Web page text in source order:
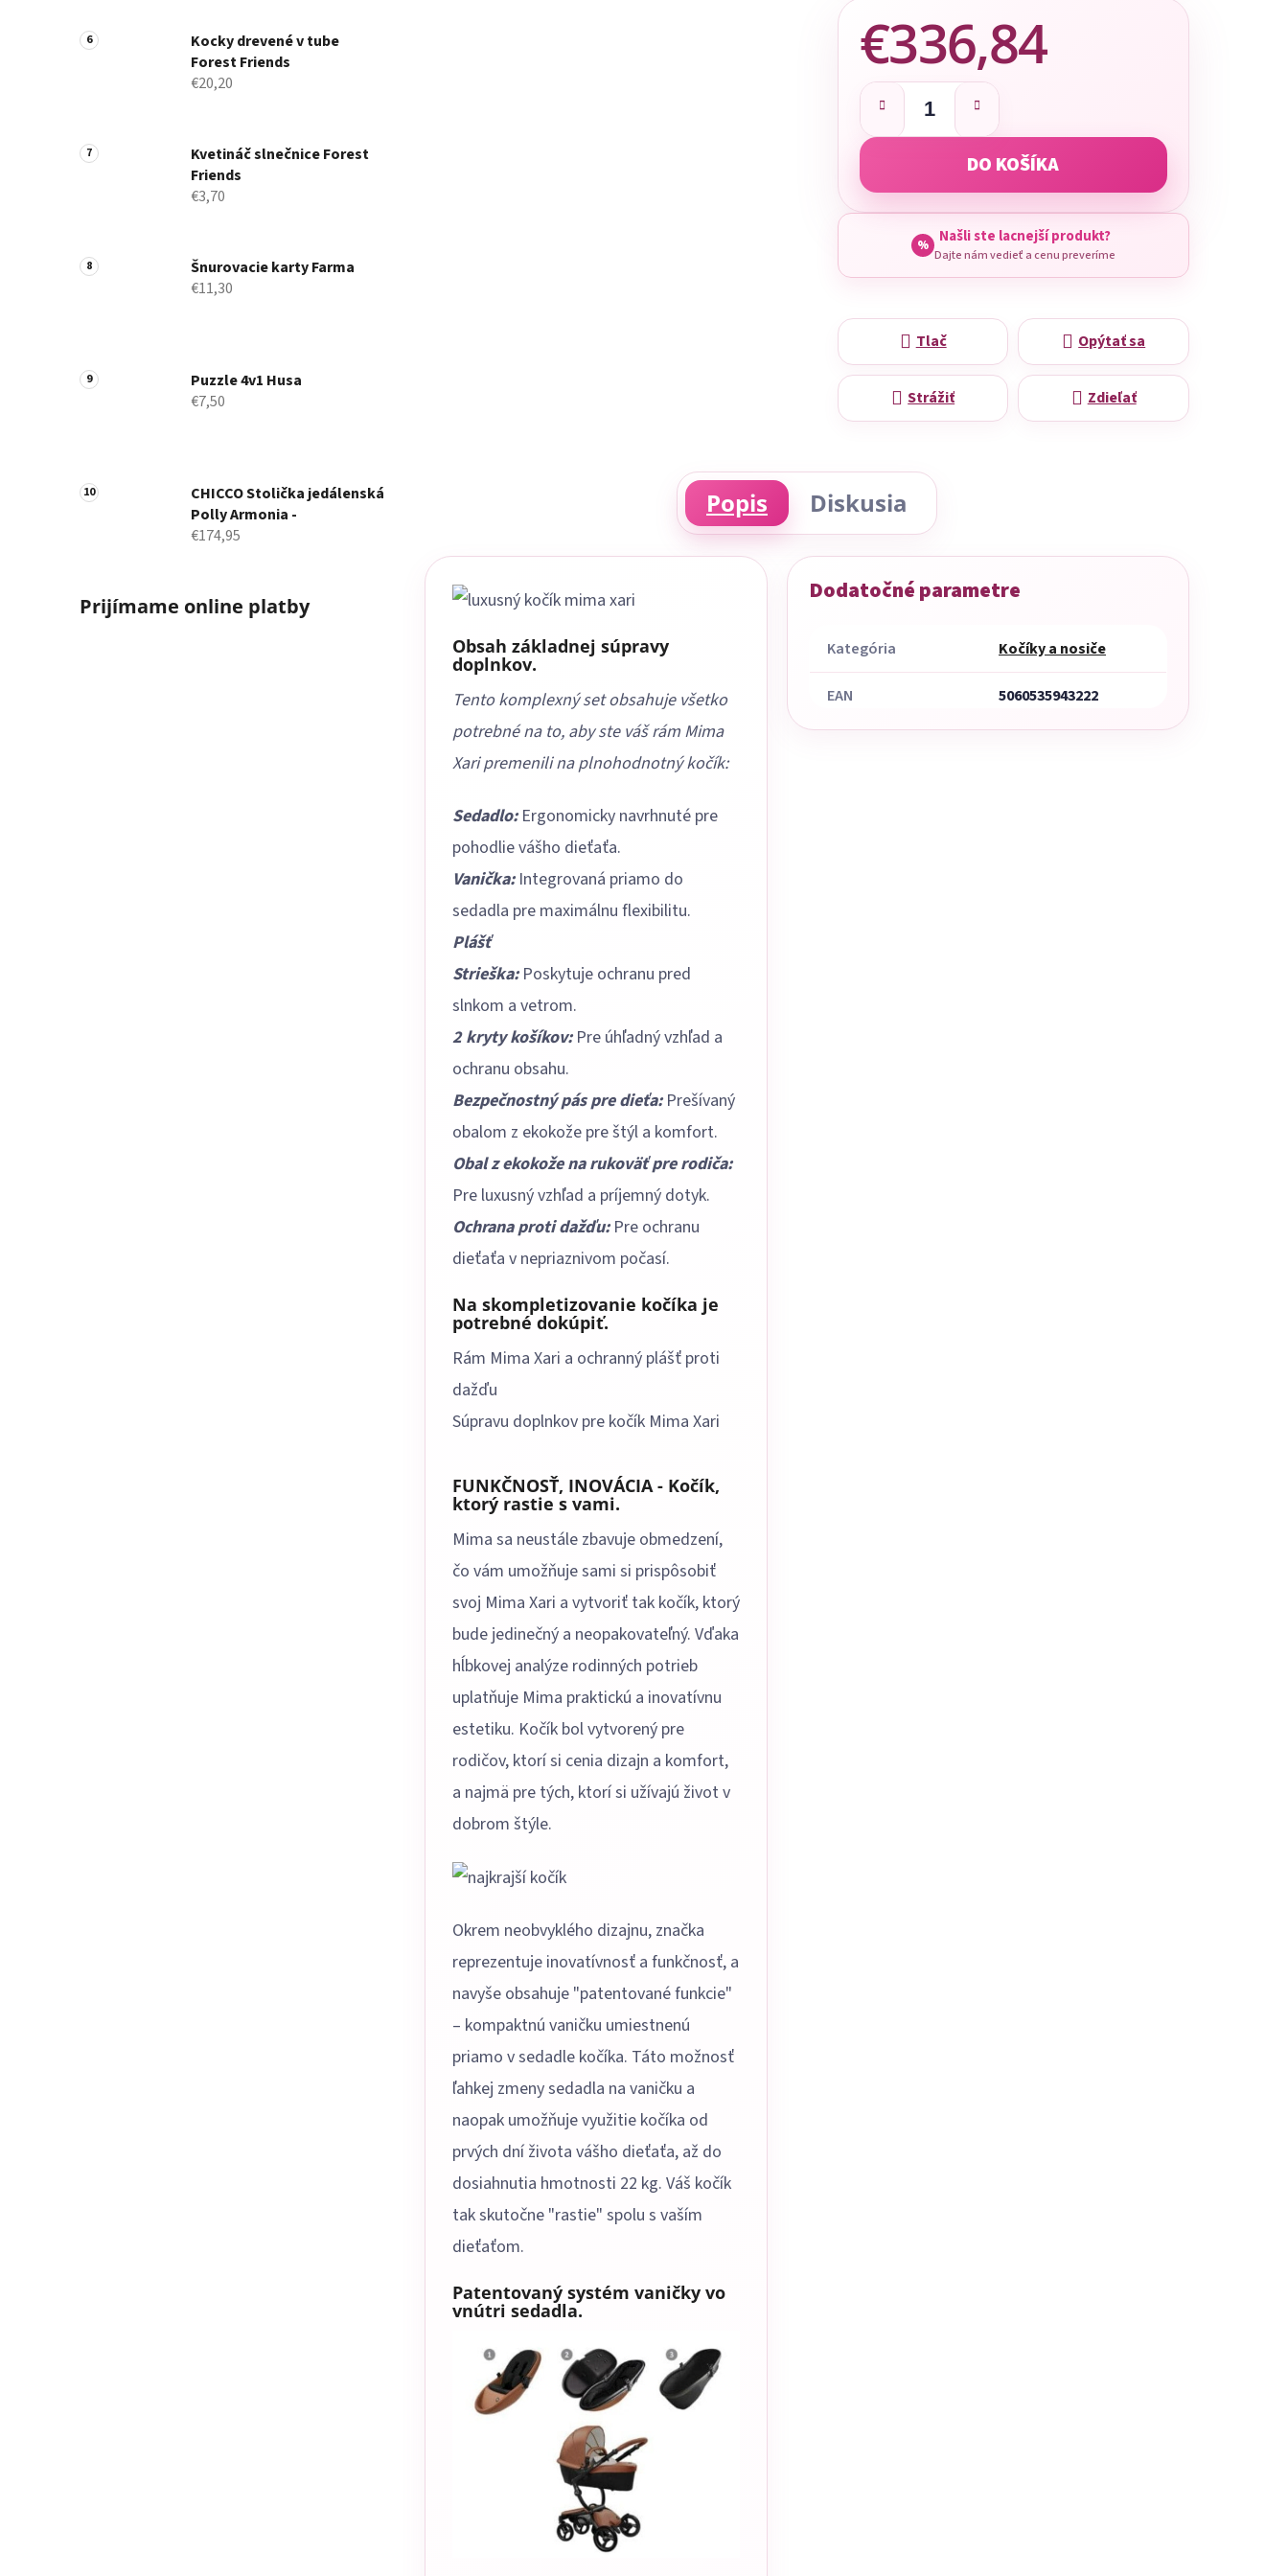
Kocky drevené v tube
Forest Friends
€20,20
Kvetináč slnečnice Forest
Friends
€3,70
Šnurovacie karty Farma
€11,30
Puzzle 4v1 Husa
€7,50
CHICCO Stolička jedálenská
Polly Armonia -
€174,95
Prijímame online platby
€336,84
DO KOŠÍKA
% Našli ste lacnejší produkt?
Dajte nám vedieť a cenu preveríme
Tlač Opýtať sa
Strážiť Zdieľať
Popis Diskusia
Obsah základnej súpravy
doplnkov.
Tento komplexný set obsahuje všetko
potrebné na to, aby ste váš rám Mima
Xari premenili na plnohodnotný kočík:
Sedadlo:Ergonomicky navrhnuté pre
pohodlie vášho dieťaťa.
Vanička:Integrovaná priamo do
sedadla pre maximálnu flexibilitu.
Plášť
Strieška:Poskytuje ochranu pred
slnkom a vetrom.
2 kryty košíkov:Pre úhľadný vzhľad a
ochranu obsahu.
Bezpečnostný pás pre dieťa:Prešívaný
obalom z ekokože pre štýl a komfort.
Obal z ekokože na rukoväť pre rodiča:
Pre luxusný vzhľad a príjemný dotyk.
Ochrana proti dažďu:Pre ochranu
dieťaťa v nepriaznivom počasí.
Na skompletizovanie kočíka je
potrebné dokúpiť.
Rám Mima Xari a ochranný plášť proti
dažďu
Súpravu doplnkov pre kočík Mima Xari
FUNKČNOSŤ, INOVÁCIA - Kočík,
ktorý rastie s vami.
Mima sa neustále zbavuje obmedzení,
čo vám umožňuje sami si prispôsobiť
svoj Mima Xari a vytvoriť tak kočík, ktorý
bude jedinečný a neopakovateľný. Vďaka
hĺbkovej analýze rodinných potrieb
uplatňuje Mima praktickú a inovatívnu
estetiku. Kočík bol vytvorený pre
rodičov, ktorí si cenia dizajn a komfort,
a najmä pre tých, ktorí si užívajú život v
dobrom štýle.
Okrem neobvyklého dizajnu, značka
reprezentuje inovatívnosť a funkčnosť, a
navyše obsahuje "patentované funkcie"
– kompaktnú vaničku umiestnenú
priamo v sedadle kočíka. Táto možnosť
ľahkej zmeny sedadla na vaničku a
naopak umožňuje využitie kočíka od
prvých dní života vášho dieťaťa, až do
dosiahnutia hmotnosti 22 kg. Váš kočík
tak skutočne "rastie" spolu s vaším
dieťaťom.
Patentovaný systém vaničky vo
vnútri sedadla.
Dodatočné parametre
Kategória Kočíky a nosiče
EAN 5060535943222